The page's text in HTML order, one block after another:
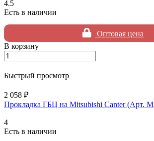
4.5
Есть в наличии
Оптовая цена
В корзину
Быстрый просмотр
2 058 ₽
Прокладка ГБЦ на Mitsubishi Canter (Арт.
4
Есть в наличии